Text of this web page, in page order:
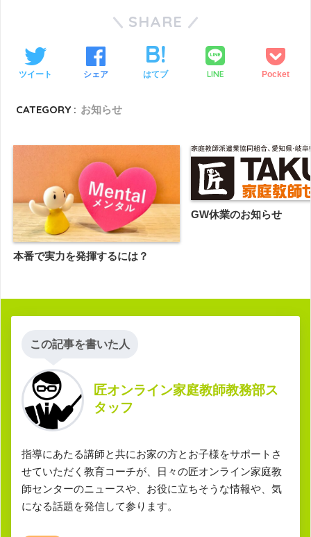
SHARE
ツイート シェア はてブ LINE Pocket
CATEGORY : お知らせ
本番で実力を発揮するには？
GW休業のお知らせ
この記事を書いた人
匠オンライン家庭教師教務部ス
タッフ
指導にあたる講師と共にお家の方とお子様をサポートさ
せていただく教育コーチが、日々の匠オンライン家庭教
師センターのニュースや、お役に立ちそうな情報や、気
になる話題を発信して参ります。